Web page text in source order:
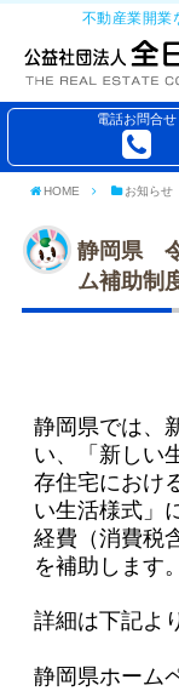
不動産業開業
電話お問合せ
HOME お知らせ
静岡県
ム補助制
静岡県では、
い、「新しい
存住宅におけ
い生活様式」
経費（消費税
を補助します。
詳細は下記よ
静岡県ホーム